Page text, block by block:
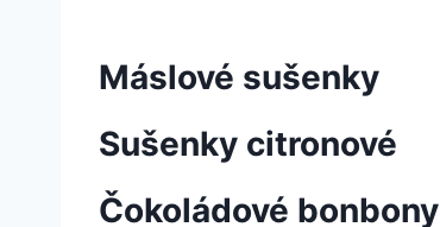
Máslové sušenky
Sušenky citronové
Čokoládové bonbony